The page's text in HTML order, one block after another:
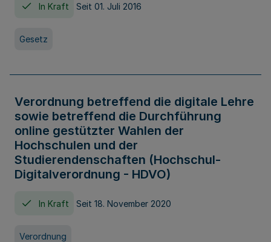
In Kraft Seit 01. Juli 2016
Gesetz
Verordnung betreffend die digitale Lehre
sowie betreffend die Durchführung
online gestützter Wahlen der
Hochschulen und der
Studierendenschaften (Hochschul-
Digitalverordnung - HDVO)
In Kraft Seit 18. November 2020
Verordnung